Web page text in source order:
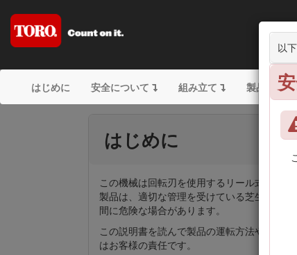
以
はじめに 安全について 組み立て 製品の概要
はじめに
この機械は回転刃を使用するリール式乗用
製品は、適切な管理を受けている芝生の刈
間に危険な場合があります。
この説明書を読んで製品の運転方法や整備
はお客様の責任です。